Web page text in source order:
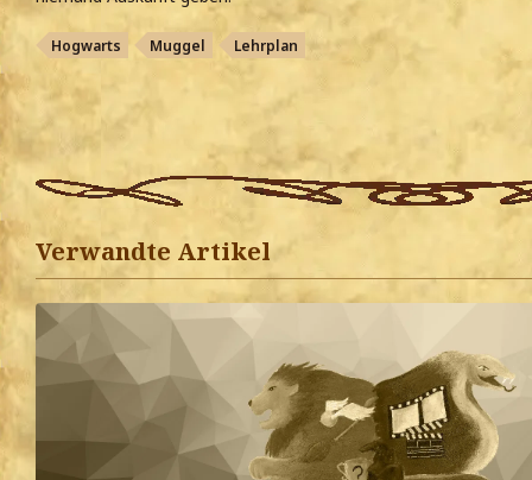
Hogwarts Muggel Lehrplan
Verwandte Artikel